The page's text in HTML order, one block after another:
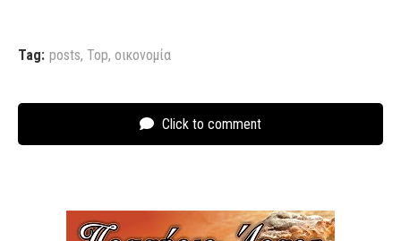
Tag: posts, Top, οικονομία
Click to comment